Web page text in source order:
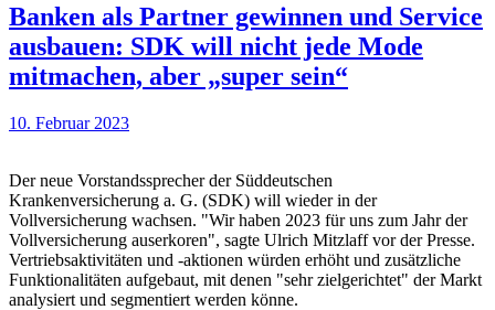
Banken als Partner gewinnen und Service
ausbauen: SDK will nicht jede Mode
mitmachen, aber „super sein“
10. Februar 2023
Der neue Vorstandssprecher der Süddeutschen
Krankenversicherung a. G. (SDK) will wieder in der
Vollversicherung wachsen. "Wir haben 2023 für uns zum Jahr der
Vollversicherung auserkoren", sagte Ulrich Mitzlaff vor der Presse.
Vertriebsaktivitäten und -aktionen würden erhöht und zusätzliche
Funktionalitäten aufgebaut, mit denen "sehr zielgerichtet" der Markt
analysiert und segmentiert werden könne.